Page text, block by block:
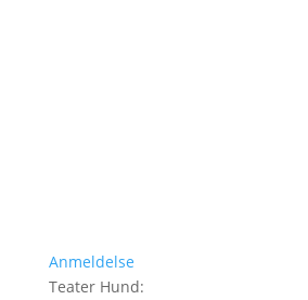
Anmeldelse
Teater Hund: